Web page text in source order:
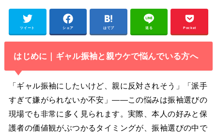
ツイート シェア はてブ 送る Pocket
はじめに｜ギャル振袖と親ウケで悩んでいる方へ
「ギャル振袖にしたいけど、親に反対されそう」「派手
すぎて嫌がられないか不安」——この悩みは振袖選びの
現場でも非常に多く見られます。実際、本人の好みと保
護者の価値観がぶつかるタイミングが、振袖選びの中で